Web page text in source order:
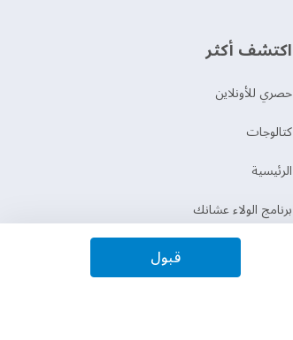
اكتشف أكثر
حصري للأونلاين
‫كتالوجات‬
الرئيسية
برنامج الولاء عشانك
قبول